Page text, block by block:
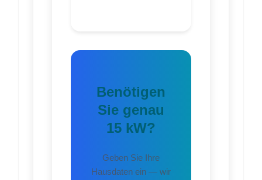
Benötigen
Sie genau
15 kW?
Geben Sie Ihre
Hausdaten ein — wir